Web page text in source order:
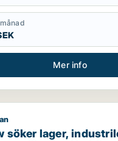
Mer info
lager, industrilokal,
söker lager,